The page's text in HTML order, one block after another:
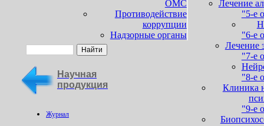
Лечение
"5-е
"6-е
Лечение
"7-е
"8-е
Клиника
"9-е
ОМС
Противодействие
коррупции
Надзорные органы
Научная
продукция
Журнал